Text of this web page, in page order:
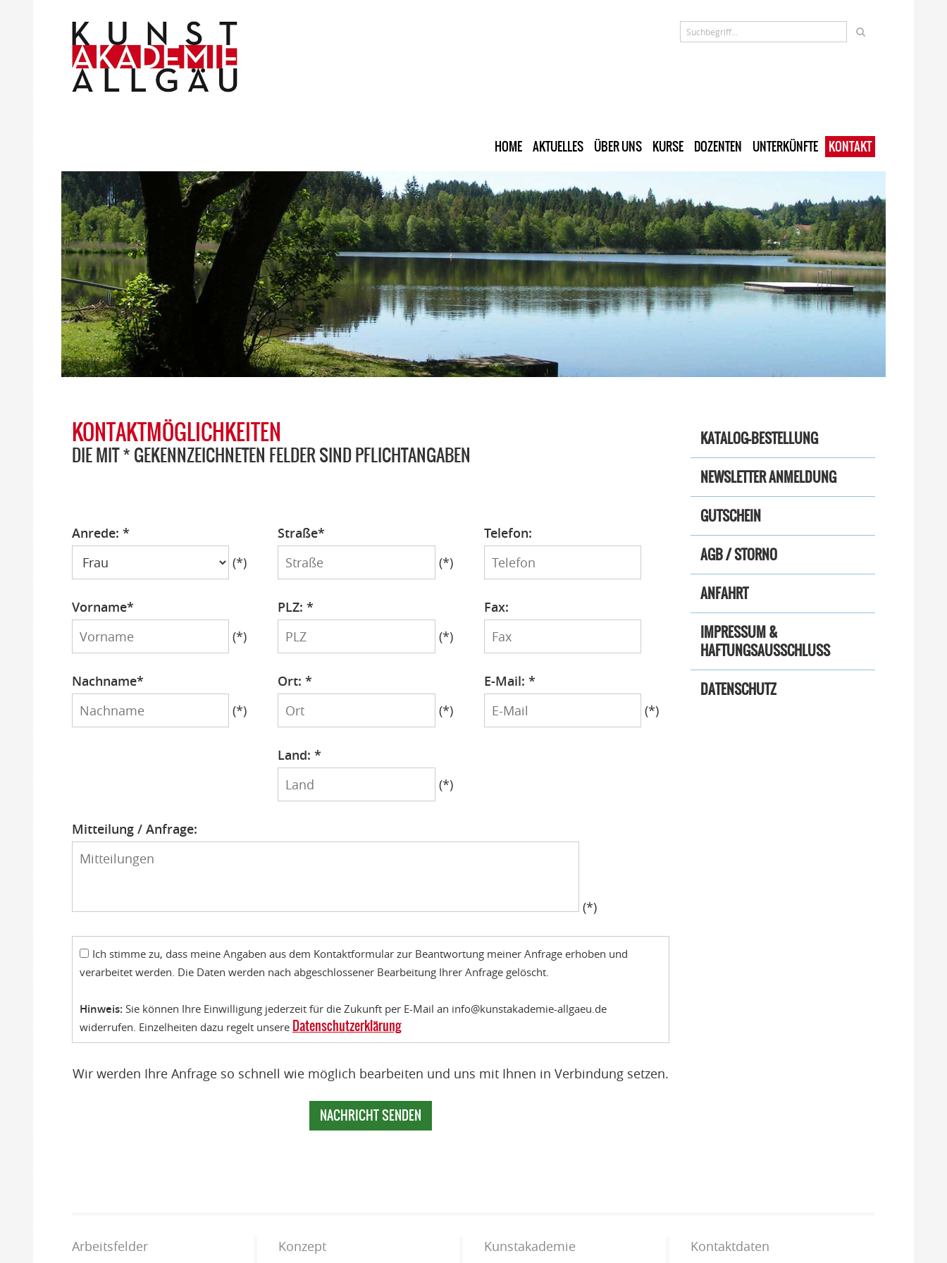
HOME AKTUELLES ÜBER UNS KURSE DOZENTEN UNTERKÜNFTE KONTAKT
KONTAKTMÖGLICHKEITEN
DIE MIT * GEKENNZEICHNETEN FELDER SIND PFLICHTANGABEN
Anrede: *
Anrede
(*)
Vorname*
Vorname
(*)
Nachname*
Nachname
(*)
Straße*
Straße
(*)
PLZ: *
PLZ
(*)
Ort: *
Ort
(*)
Land: *
Land
(*)
Telefon:
Telefon
Fax:
Fax
E-Mail: *
E-
Mail
(*)
Mitteilung / Anfrage:
Mitteilungen
(*)
Ich stimme zu, dass meine Angaben aus dem Kontakt­formular zur Beantwortung meiner Anfrage erhoben und
verarbeitet werden. Die Daten werden nach abgeschlossener Bearbeitung Ihrer Anfrage gelöscht.
Hinweis: Sie können Ihre Einwilligung jederzeit für die Zukunft per E-Mail an info@kunstakademie-allgaeu.de
widerrufen. Einzelheiten dazu regelt unsere Datenschutzerklärung
Wir werden Ihre Anfrage so schnell wie möglich bearbeiten und uns mit Ihnen in Verbindung setzen.
KATALOG-BESTELLUNG
NEWSLETTER ANMELDUNG
GUTSCHEIN
AGB / STORNO
ANFAHRT
IMPRESSUM &
HAFTUNGSAUSSCHLUSS
DATENSCHUTZ
Arbeitsfelder Konzept Kunstakademie Kontaktdaten